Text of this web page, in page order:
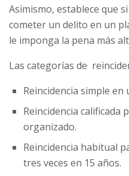
Asimismo, establece que
cometer un delito en un
le imponga la pena más
Las categorías de
Reincidencia simple en
Reincidencia calificada
organizado.
Reincidencia habitual
tres veces en 15 años.